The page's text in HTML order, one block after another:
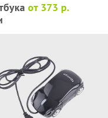
от 373 р.